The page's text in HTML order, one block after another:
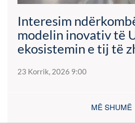
Interesim
modelin inovativ të
ekosistemin e tij të
23 Korrik, 2026 9:00
MË SHUMË